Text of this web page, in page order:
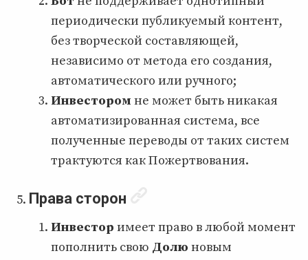
периодически публикуемый контент,
без творческой составляющей,
независимо от метода его создания,
автоматического или ручного;
Инвестором не может быть никакая
автоматизированная система, все
полученные переводы от таких систем
трактуются как Пожертвования.
Права сторон
Инвестор имеет право в любой момент
пополнить свою Долю новым